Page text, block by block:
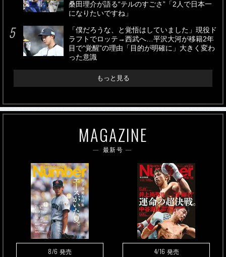
桑田理介が語る“テルのすごさ”「2人で日本一
になりたいですね」
「僕だろうな、と覚悟はしていました」現役ド
ラフトでロッテ→西武へ…平沢大河が移籍2年
目で“覚醒”の理由「目的が明確に」大きく変わ
った意識
もっと見る
MAGAZINE
最新号
8/6 発売 4/16 発売